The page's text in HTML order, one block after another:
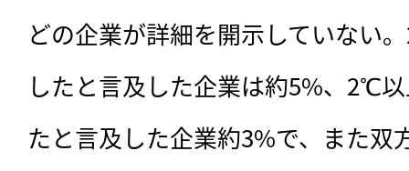
どの企業が詳細を開示していない
したと言及した企業は約5%、2℃
たと言及した企業約3%で、また双